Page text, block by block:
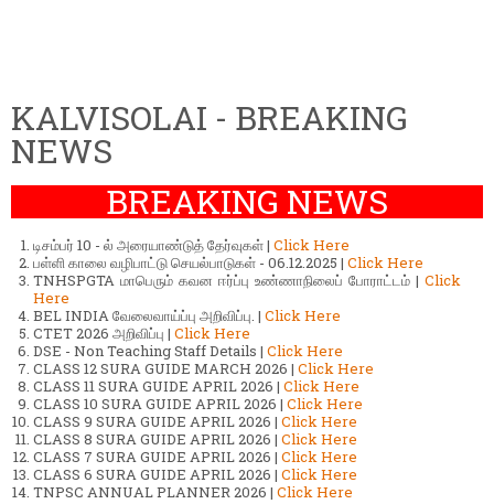
KALVISOLAI - BREAKING
NEWS
BREAKING NEWS
டிசம்பர் 10 - ல் அரையாண்டுத் தேர்வுகள் | Click Here
பள்ளி காலை வழிபாட்டு செயல்பாடுகள் - 06.12.2025 | Click Here
TNHSPGTA மாபெரும் கவன ஈர்ப்பு உண்ணாநிலைப் போராட்டம் | Click
Here
BEL INDIA வேலைவாய்ப்பு அறிவிப்பு. | Click Here
CTET 2026 அறிவிப்பு | Click Here
DSE - Non Teaching Staff Details | Click Here
CLASS 12 SURA GUIDE MARCH 2026 | Click Here
CLASS 11 SURA GUIDE APRIL 2026 | Click Here
CLASS 10 SURA GUIDE APRIL 2026 | Click Here
CLASS 9 SURA GUIDE APRIL 2026 | Click Here
CLASS 8 SURA GUIDE APRIL 2026 | Click Here
CLASS 7 SURA GUIDE APRIL 2026 | Click Here
CLASS 6 SURA GUIDE APRIL 2026 | Click Here
TNPSC ANNUAL PLANNER 2026 | Click Here